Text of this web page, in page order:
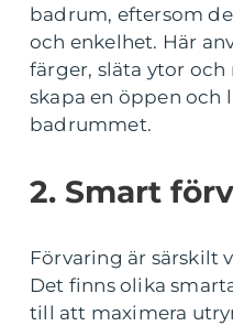
badrum, eftersom
och enkelhet. Här
färger, släta ytor
skapa en öppen och
badrummet.
2. Smart
Förvaring är särskilt
Det finns olika
till att maximera